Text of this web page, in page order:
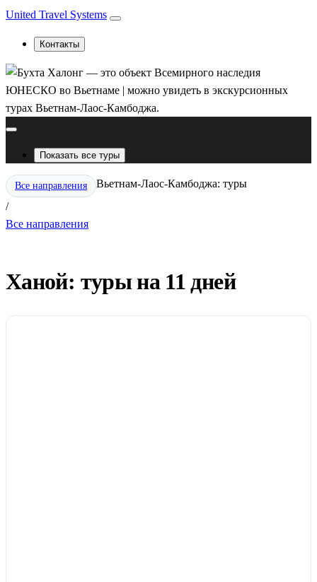
United Travel Systems
Контакты
Показать все туры
Все направления
/
Вьетнам-Лаос-Камбоджа: туры
Все направления
Ханой: туры на 11 дней